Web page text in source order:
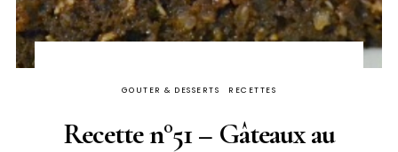
GOUTER & DESSERTS RECETTES
Recette n°51 – Gâteaux au